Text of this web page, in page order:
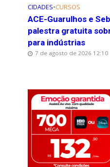
CIDADES•CURSOS
ACE-Guarulhos e
palestra gratuita
para indústrias
7 de agosto de 2026 12:10